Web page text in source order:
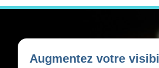
Augmentez votre